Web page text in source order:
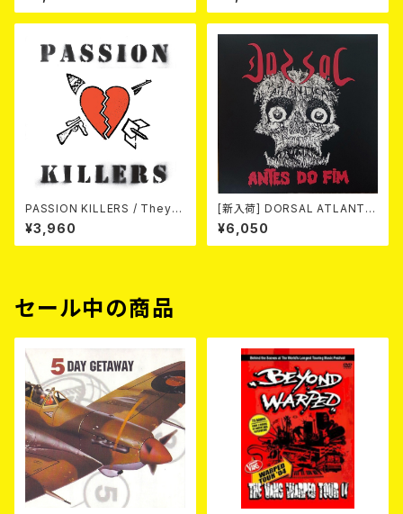
2")
PASSION KILLERS / They K
ill Our Passion With Their
Hate And Wars LP
¥3,960
[新入荷] DORSAL ATLANTIC
A / ANTES DO FIM -40th an
niversary edition- (LP/LTD.
100 DIE-HARD MARBLE VIN
¥6,050
セール中の商品